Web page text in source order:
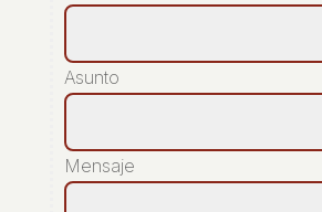
Asunto
Mensaje